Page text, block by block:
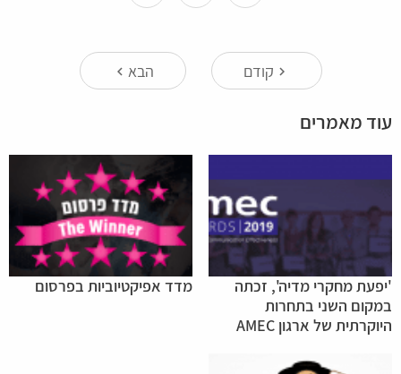
keyboard_arrow_right קודם הבא keyboard_arrow_left
עוד מאמרים
'יפעת מחקרי מדיה', זכתה
במקום השני בתחרות
היוקרתית של ארגון AMEC
מדד אפיקטיוביות בפרסום